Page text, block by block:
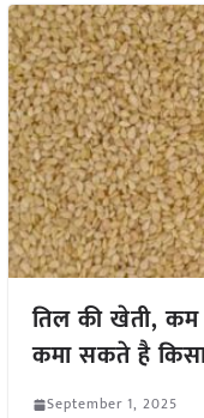
तिल की खेती,
कमा सकते है
September 1, 2025